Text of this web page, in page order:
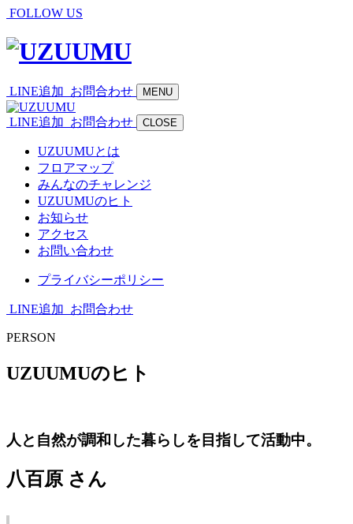
FOLLOW US
LINE追加 お問合わせ MENU
LINE追加 お問合わせ CLOSE
UZUUMUとは
フロアマップ
みんなのチャレンジ
UZUUMUのヒト
お知らせ
アクセス
お問い合わせ
プライバシーポリシー
LINE追加 お問合わせ
PERSON
UZUUMUのヒト
人と自然が調和した暮らしを目指して活動中。
八百原 さん